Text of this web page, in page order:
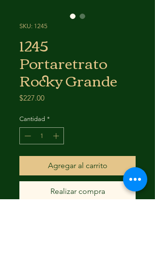
SKU: 1245
1245
Portaretrato
Rocky Grande
$227.00Precio
Cantidad *
Agregar al carrito
Realizar compra